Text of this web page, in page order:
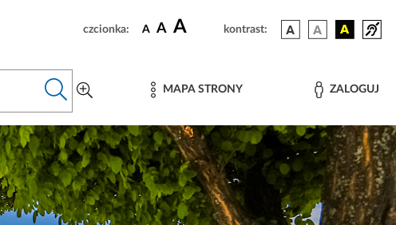
czcionka: A A A kontrast:
MAPA STRONY ZALOGUJ